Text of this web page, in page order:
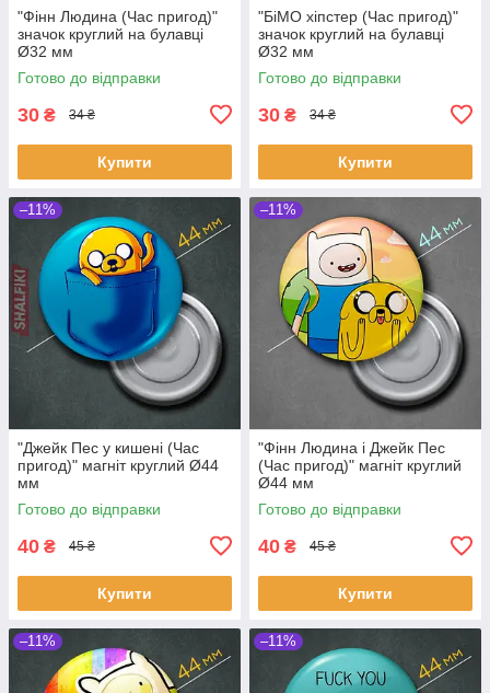
"Фінн Людина (Час пригод)"
значок круглий на булавці
Ø32 мм
Готово до відправки
30 ₴ 34 ₴
Купити
"БіМО хіпстер (Час пригод)"
значок круглий на булавці
Ø32 мм
Готово до відправки
30 ₴ 34 ₴
Купити
–11%
"Джейк Пес у кишені (Час
пригод)" магніт круглий Ø44
мм
Готово до відправки
40 ₴ 45 ₴
Купити
–11%
"Фінн Людина і Джейк Пес
(Час пригод)" магніт круглий
Ø44 мм
Готово до відправки
40 ₴ 45 ₴
Купити
–11% –11%